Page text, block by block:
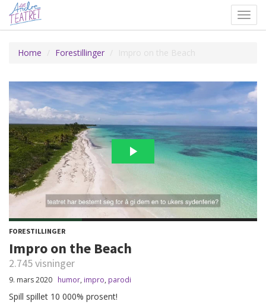
Home Forestillinger Impro on the Beach
FORESTILLINGER
Impro on the Beach
2.745 visninger
9. mars 2020 humor, impro, parodi
Spill spillet 10 000% prosent!